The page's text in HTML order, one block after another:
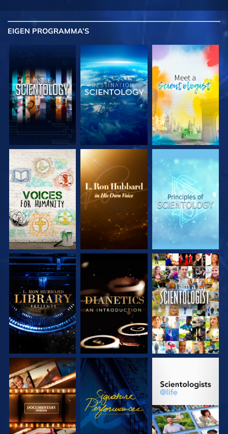
EIGEN PROGRAMMA’S
VERKEN DE SERIE VERKEN DE SERIE VERKEN DE SERIE
VERKEN DE SERIE VERKEN DE SERIE KIJK
VERKEN DE SERIE KIJK VERKEN DE SERIE